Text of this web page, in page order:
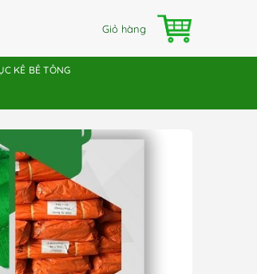
Giỏ hàng
KÊ BÊ TÔNG